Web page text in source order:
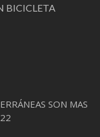
BICICLETA
SON MAS